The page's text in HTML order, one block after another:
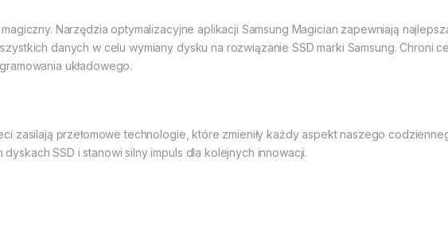
Narzędzia optymalizacyjne aplikacji Samsung Magician zapewniają
danych w celu wymiany dysku na rozwiązanie SSD marki Samsung. Chroni
układowego.
zasilają przełomowe technologie, które zmieniły każdy aspekt naszego
SSD i stanowi silny impuls dla kolejnych innowacji.